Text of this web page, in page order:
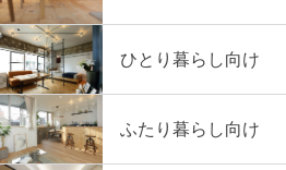
ひとり暮らし向け
ふたり暮らし向け